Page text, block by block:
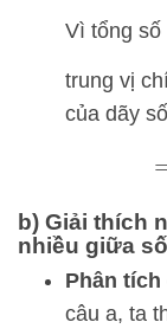
Vì tổng
trung vị
của dãy
b) Giải thích
nhiều giữa
Phân
câu a, ta